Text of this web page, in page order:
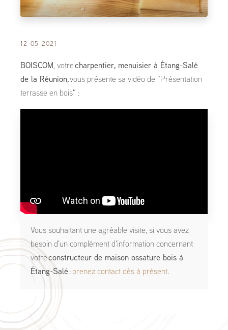
12-05-2021
BOISCOM, votre charpentier, menuisier à Étang-Salé
de la Réunion,vous présente sa vidéo de "Présentation
terrasse en bois" :
Vous souhaitant une agréable visite, si vous avez
besoin d'un complément d'information concernant
votre constructeur de maison ossature bois à
Étang-Salé : prenez contact dès à présent.